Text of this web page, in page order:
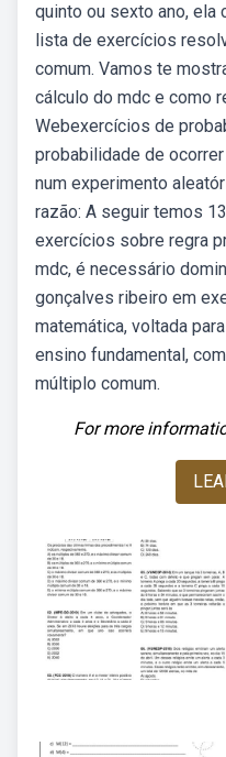
quinto ou sexto ano, ela
lista de exercícios
comum. Vamos te
cálculo do mdc e como
Webexercícios de
probabilidade de
num experimento
razão: A seguir temos
exercícios sobre regra
mdc, é necessário
gonçalves ribeiro em
matemática, voltada
ensino fundamental,
múltiplo comum.
For more